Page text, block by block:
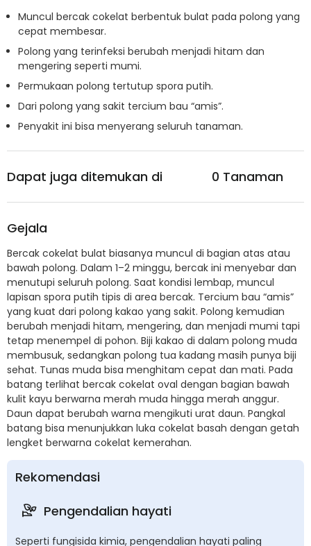
Muncul bercak cokelat berbentuk bulat pada polong yang
cepat membesar.
Polong yang terinfeksi berubah menjadi hitam dan
mengering seperti mumi.
Permukaan polong tertutup spora putih.
Dari polong yang sakit tercium bau “amis”.
Penyakit ini bisa menyerang seluruh tanaman.
Dapat juga ditemukan di 0 Tanaman
Gejala
Bercak cokelat bulat biasanya muncul di bagian atas atau
bawah polong. Dalam 1–2 minggu, bercak ini menyebar dan
menutupi seluruh polong. Saat kondisi lembap, muncul
lapisan spora putih tipis di area bercak. Tercium bau “amis”
yang kuat dari polong kakao yang sakit. Polong kemudian
berubah menjadi hitam, mengering, dan menjadi mumi tapi
tetap menempel di pohon. Biji kakao di dalam polong muda
membusuk, sedangkan polong tua kadang masih punya biji
sehat. Tunas muda bisa menghitam cepat dan mati. Pada
batang terlihat bercak cokelat oval dengan bagian bawah
kulit kayu berwarna merah muda hingga merah anggur.
Daun dapat berubah warna mengikuti urat daun. Pangkal
batang bisa menunjukkan luka cokelat basah dengan getah
lengket berwarna cokelat kemerahan.
Rekomendasi
Pengendalian hayati
Seperti fungisida kimia, pengendalian hayati paling